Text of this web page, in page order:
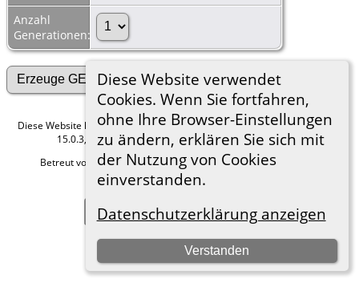
Diese Website verwendet
Cookies. Wenn Sie fortfahren,
ohne Ihre Browser-Einstellungen
zu ändern, erklären Sie sich mit
der Nutzung von Cookies
einverstanden.
Datenschutzerklärung anzeigen
Verstanden
Anzahl
Generationen:
Diese Website läuft mitThe Next Generation of Genealogy Sitebuilding
15.0.3, programmiert von Darrin Lythgoe © 2001-2026.
Betreut von
Roland zu Dortmund e.V.. | Datenschutzerklärung
Hier geht es zum Impressum
Zur Desktop-Webseite wechseln